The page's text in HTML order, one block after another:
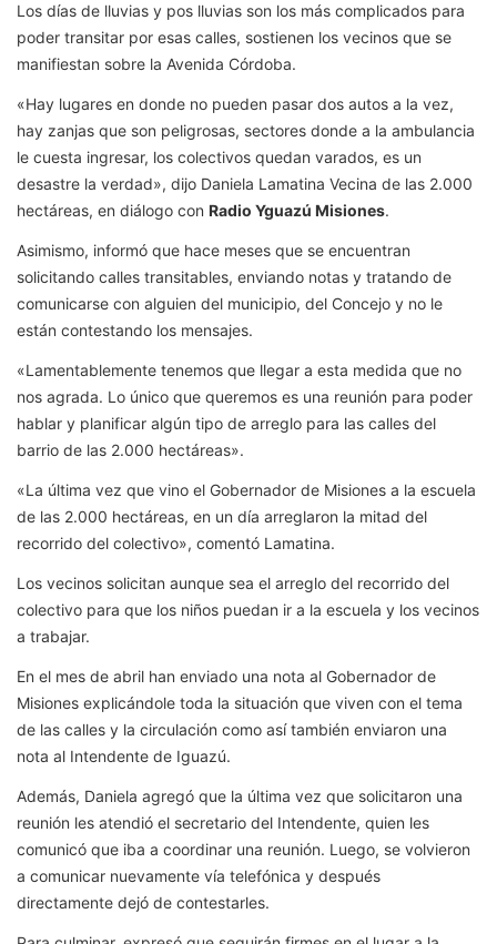
Los días de lluvias y pos lluvias son los más complicados para
poder transitar por esas calles, sostienen los vecinos que se
manifiestan sobre la Avenida Córdoba.
«Hay lugares en donde no pueden pasar dos autos a la vez,
hay zanjas que son peligrosas, sectores donde a la ambulancia
le cuesta ingresar, los colectivos quedan varados, es un
desastre la verdad», dijo Daniela Lamatina Vecina de las 2.000
hectáreas, en diálogo con Radio Yguazú Misiones.
Asimismo, informó que hace meses que se encuentran
solicitando calles transitables, enviando notas y tratando de
comunicarse con alguien del municipio, del Concejo y no le
están contestando los mensajes.
«Lamentablemente tenemos que llegar a esta medida que no
nos agrada. Lo único que queremos es una reunión para poder
hablar y planificar algún tipo de arreglo para las calles del
barrio de las 2.000 hectáreas».
«La última vez que vino el Gobernador de Misiones a la escuela
de las 2.000 hectáreas, en un día arreglaron la mitad del
recorrido del colectivo», comentó Lamatina.
Los vecinos solicitan aunque sea el arreglo del recorrido del
colectivo para que los niños puedan ir a la escuela y los vecinos
a trabajar.
En el mes de abril han enviado una nota al Gobernador de
Misiones explicándole toda la situación que viven con el tema
de las calles y la circulación como así también enviaron una
nota al Intendente de Iguazú.
Además, Daniela agregó que la última vez que solicitaron una
reunión les atendió el secretario del Intendente, quien les
comunicó que iba a coordinar una reunión. Luego, se volvieron
a comunicar nuevamente vía telefónica y después
directamente dejó de contestarles.